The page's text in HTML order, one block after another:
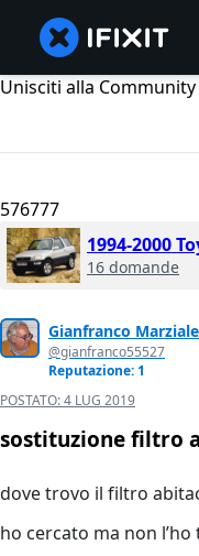
Unisciti alla
576777
1994-2000
16 domande
Gianfranco Marziale
@gianfranco55527
Reputazione: 1
POSTATO:4 LUG 2019
sostituzione filtro
dove trovo il filtro
ho cercato ma non